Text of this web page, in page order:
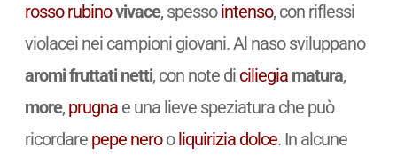
rosso rubinovivace, spessointenso, con riflessi
violacei nei campioni giovani. Al naso sviluppano
aromi fruttati netti, con note di ciliegiamatura,
more, prugnae una lieve speziatura che può
ricordare pepe nerooliquirizia dolce. In alcune